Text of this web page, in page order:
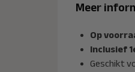
Meer
Op
Inclusief
Geschikt